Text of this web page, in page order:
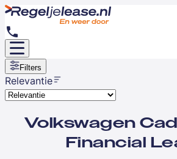
Filters
Relevantie
Volkswagen
Financial